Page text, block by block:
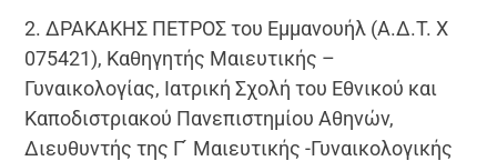
2. ΔΡΑΚΑΚΗΣ ΠΕΤΡΟΣ του Εμμανουήλ (Α.Δ.Τ. Χ
075421), Καθηγητής Μαιευτικής –
Γυναικολογίας, Ιατρική Σχολή του Εθνικού και
Καποδιστριακού Πανεπιστημίου Αθηνών,
Διευθυντής της Γ ́ Μαιευτικής -Γυναικολογικής